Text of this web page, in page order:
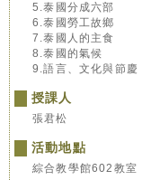
5.泰國分成六部
6.泰國勞工故鄉
7.泰國人的主食
8.泰國的氣候
9.語言、文化與節慶
授課人
張君松
活動地點
綜合教學館602教室